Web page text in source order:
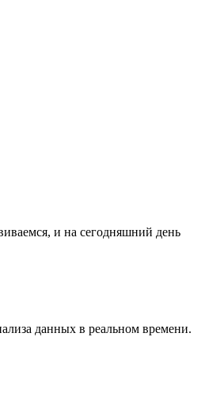
и на сегодняшний день
данных в реальном времени.